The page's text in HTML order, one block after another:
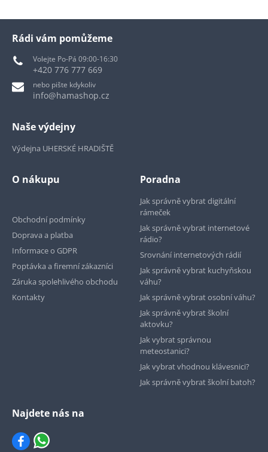
Rádi vám pomůžeme
Volejte Po-Pá 09:00-16:30
+420 776 777 669
nebo pište kdykoliv
info@hamashop.cz
Naše výdejny
Výdejna UHERSKÉ HRADIŠTĚ
O nákupu
Obchodní podmínky
Doprava a platba
Informace o GDPR
Poptávka a firemní zákazníci
Záruka spolehlivého obchodu
Kontakty
Poradna
Jak správně vybrat digitální
rámeček
Jak správně vybrat internetové
rádio?
Srovnání internetových rádií
Jak správně vybrat kuchyňskou
váhu?
Jak správně vybrat osobní váhu?
Jak správně vybrat školní
aktovku?
Jak vybrat správnou
meteostanici?
Jak vybrat vhodnou klávesnici?
Jak správně vybrat školní batoh?
Najdete nás na